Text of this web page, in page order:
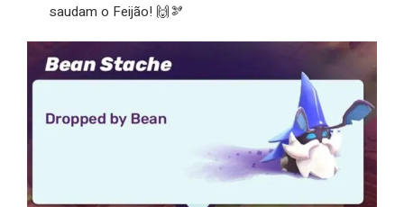
saudam o Feijão! 🙌🫘